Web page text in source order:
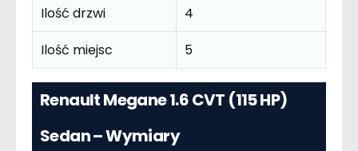
Ilość drzwi
4
Ilość miejsc
5
Renault Megane 1.6 CVT (115 HP)
Sedan – Wymiary